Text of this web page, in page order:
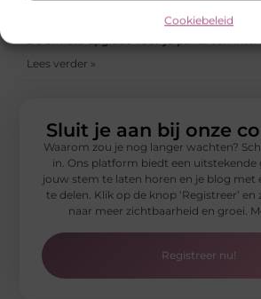
Cookiebeleid
De slimste upgrade voor je pand: een
Lees verder »
Sluit je aan bij onze
Waarom zou je nog langer wachten?
in. Ons platform biedt een uitstekende
jouw stem te laten horen en je blog met
te delen. Klik op de knop ‘Registreer’
naar meer zichtbaarheid en groei.
Registreer nu!